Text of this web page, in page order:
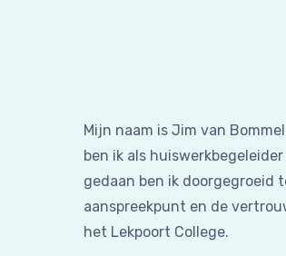
Mijn naam is Jim van
ben ik als
gedaan ben ik doorgegroeid
aanspreekpunt en de
het Lekpoort College.